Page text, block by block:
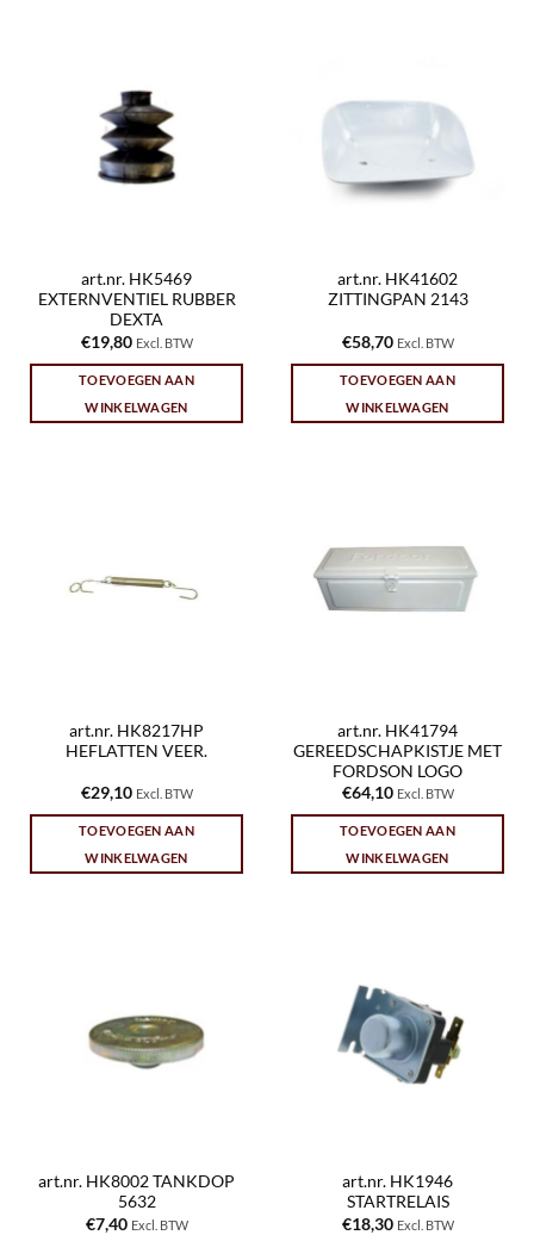
art.nr. HK5469
EXTERNVENTIEL RUBBER
DEXTA
€19,80 Excl. BTW
TOEVOEGEN AAN
WINKELWAGEN
art.nr. HK41602
ZITTINGPAN 2143
€58,70 Excl. BTW
TOEVOEGEN AAN
WINKELWAGEN
art.nr. HK8217HP
HEFLATTEN VEER.
€29,10 Excl. BTW
TOEVOEGEN AAN
WINKELWAGEN
art.nr. HK41794
GEREEDSCHAPKISTJE MET
FORDSON LOGO
€64,10 Excl. BTW
TOEVOEGEN AAN
WINKELWAGEN
art.nr. HK8002 TANKDOP
5632
€7,40 Excl. BTW
art.nr. HK1946
STARTRELAIS
€18,30 Excl. BTW